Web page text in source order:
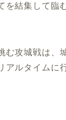
を結集して臨
む攻城戦は、
アルタイムに